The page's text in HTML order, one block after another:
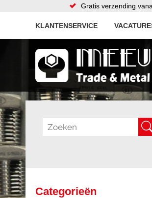
Gratis verzending
KLANTENSERVICE
Categorieën